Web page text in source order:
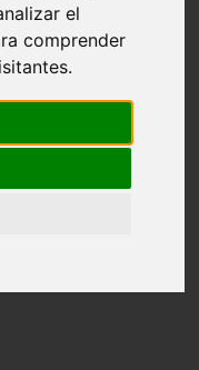
el
comprender